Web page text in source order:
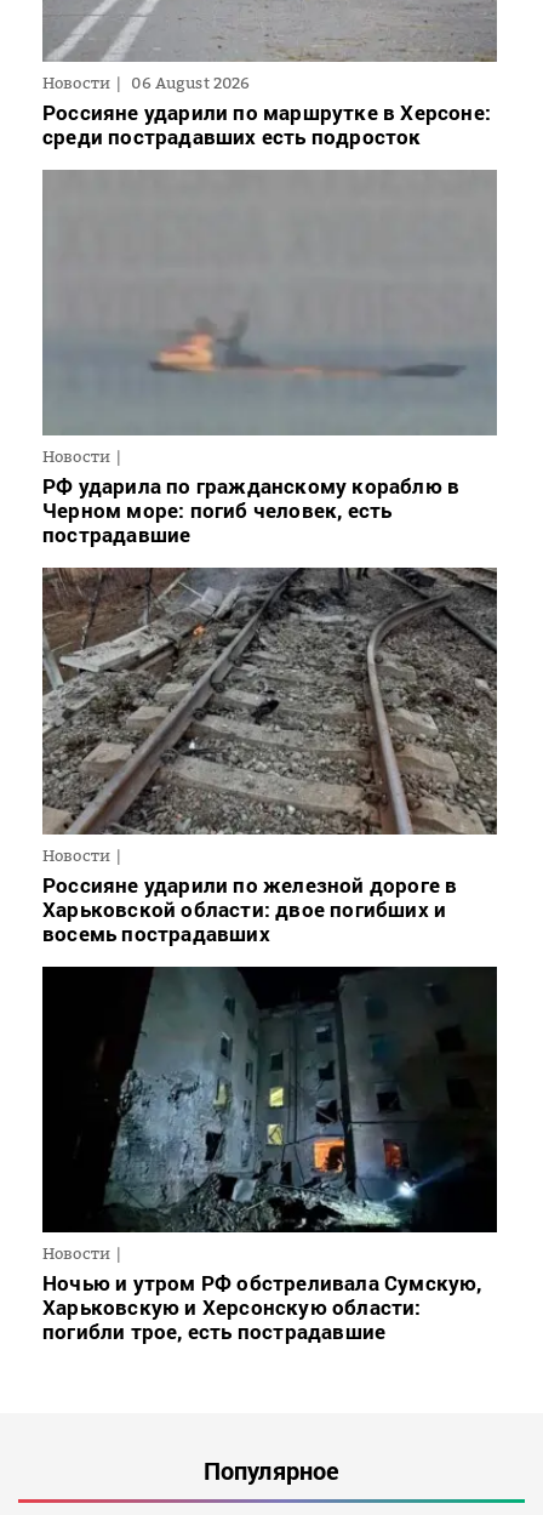
Новости 06 August 2026
Россияне ударили по маршрутке в Херсоне:
среди пострадавших есть подросток
Новости
РФ ударила по гражданскому кораблю в
Черном море: погиб человек, есть
пострадавшие
Новости
Россияне ударили по железной дороге в
Харьковской области: двое погибших и
восемь пострадавших
Новости
Ночью и утром РФ обстреливала Сумскую,
Харьковскую и Херсонскую области:
погибли трое, есть пострадавшие
Популярное